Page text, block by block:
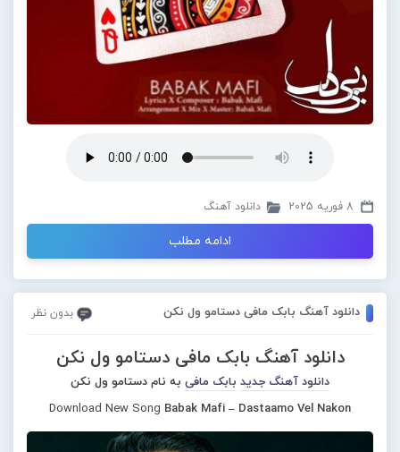
8 فوریه 2025 دانلود آهنگ
ادامه مطلب
دانلود آهنگ بابک مافی دستامو ول نکن بدون نظر
دانلود آهنگ بابک مافی دستامو ول نکن
دانلود آهنگ جدید بابک مافی به نام دستامو ول نکن
Download New Song Babak Mafi – Dastaamo Vel Nakon